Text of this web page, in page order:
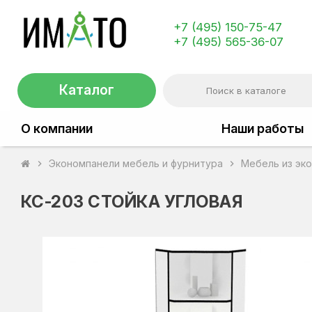
+7 (495) 150-75-47
+7 (495) 565-36-07
Каталог
О компании Наши работы
chevron_right Экономпанели мебель и фурнитура chevron_right Мебель из
КС-203 СТОЙКА УГЛОВАЯ